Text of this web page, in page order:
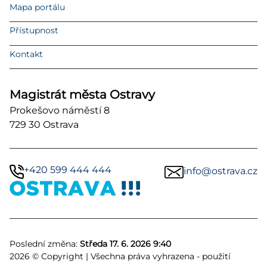
Mapa portálu
Přístupnost
Kontakt
Magistrát města Ostravy
Prokešovo náměstí 8
729 30 Ostrava
+420 599 444 444 info@ostrava.cz
Poslední změna: Středa 17. 6. 2026 9:40
2026 © Copyright | Všechna práva vyhrazena - použití